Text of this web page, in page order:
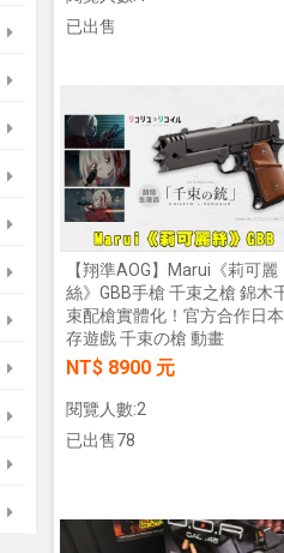
已出售
【翔準AOG】Marui《莉可麗
絲》GBB手槍 千束之槍 錦木
束配槍實體化！官方合作日
存遊戲 千束の槍 動畫
NT$ 8900 元
閱覽人數:2
已出售78